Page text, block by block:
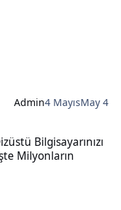
Admin4 MayısMay 4
Bilgisayarınızı
Milyonların